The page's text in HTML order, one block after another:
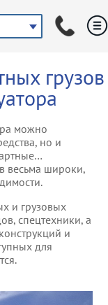
Грузовой
Эвакуация
ГАЗелей
Эвакуация
внедорожников
Эвакуация
Аварийный
Помощь на
Подвоз
Услуги трезвого
грузов
можно
но и
весьма широки,
и грузовых
спецтехники, а
и
для